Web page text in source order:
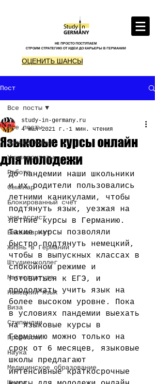
НЕ ПРОСТО ПОСТУПАЕМ
СТРОИМ СТРАТЕГИЮ ОТ ИДЕИ ДО КАРЬЕРЫ В ГЕРМАНИИ
ОЦЕНИТЬ ШАНСЫ
Пост
Все посты
Аренда жилья
Университеты
Работа
Семинар
Блокированный счёт
уни-ассист
Бакалавриат
Жизнь в Германии
Штудиенколлег
Магистратура
Немецкий язык
Виза
Стипендии
Профессии
Наука
Медицинское образование
Все посты
Языковые курсы онлайн
для молодежи
study-in-germany.ru
4 мая 2021 г.
1 мин. чтения
До пандемии наши школьники
и их родители пользовались
летними каникулами, чтобы
подтянуть язык, уезжая на
летние курсы в Германию.
Такие курсы позволяли
быстро подтянуть немецкий,
чтобы в выпускных классах в
спокойном режиме и
готовиться к ЕГЭ, и
продолжать учить язык на
более высоком уровне. Пока
в условиях пандемии выехать
на языковые курсы в
Германию можно только на
срок от 6 месяцев, языковые
школы предлагают
интенсивные краткосрочные